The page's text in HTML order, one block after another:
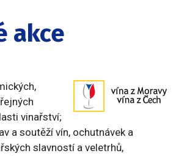
akce
vinařství;
a soutěží vín, ochutnávek a
slavností a veletrhů,